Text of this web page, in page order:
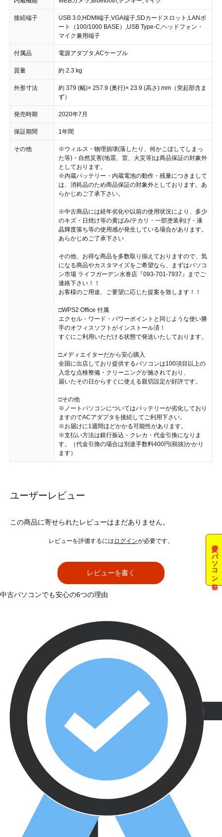
接続端子
USB 3.0,HDMI端子,VGA端子,SDカードスロット,LANポ
ート（100/1000 BASE）,USB Type-C,ヘッドフォン・
マイク兼用端子
付属品 電源アダプタ,ACケーブル
質量 約 2.3 kg
外形寸法
約 379 (幅)× 257.9 (奥行)× 23.9 (高さ) mm（突起部含ま
ず）
発売時期 2020年7月
保証期間 1年間
その他
※ウィルス・物理損壊(落したり、何かこぼしてしまっ
た等)・自然災害(地震、雷、火災等)は商品保証の対象外
としております。
※内蔵バッテリー・内蔵電池の動作・残量につきまして
は、消耗品のため商品保証の対象外としております。あ
らかじめご了承下さい。
※中古商品には経年劣化や以前の使用状況により、多少
のキズ・日焼け等の黄ばみ/テカリ・一部塗装剥げ・液
晶輝度落ち等の使用感が発生している場合があります。
あらかじめご了承下さい
その他、お得な商品を多数取り揃えておりますので、気
になる商品やカスタマイズをご希望なら、まずはパソコ
ン市場 ライフガーデン水巻店『093-701-7937』までご
連絡下さい！！
お客様のご用途、ご要望に応じた提案を致します！！
□WPS2 Office 付属
エクセル・ワード・パワーポイントと同じような使い勝
手のオフィスソフトがインストール済！
すぐにご利用いただける状態で発送いたしております。
□メディエイターだから安心購入
全国に出店しており提供するパソコンは100項目以上の
入念な点検整備・クリーニングが施されており、
届いたその日からすぐに使える親切設定が好評です。
□その他
※ノートパソコンについてはバッテリーが劣化しており
ますのでACアダプタを接続してご利用下さい。
※お届けに1週間ほどかかる可能性があります。
※支払い方法は銀行振込・クレカ・代金引換になりま
す。（代金引換の場合は別途手数料400円(税抜)かかり
ます）
ユーザーレビュー
この商品に寄せられたレビューはまだありません。
レビューを評価するには ログインが必要です。
レビューを書く 夏のパソコン祭
中古パソコンでも安心の6つの理由